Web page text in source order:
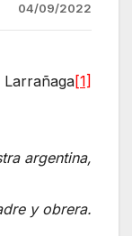
04/09/2022
[1]
argentina,
y obrera.